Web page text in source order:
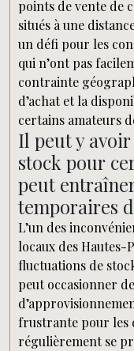
points de vente de
situés à une
un défi pour les
qui n’ont pas
contrainte
d’achat et la
certains amateurs
Il peut y
stock pour
peut
temporaires
L’un des
locaux des Hautes-
fluctuations de
peut occasionner
frustrante pour les
régulièrement se